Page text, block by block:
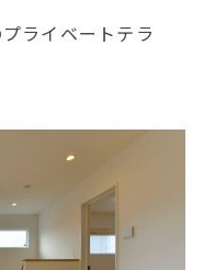
ライベートテラ